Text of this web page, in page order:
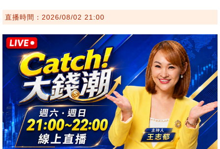
直播時間：2026/08/02 21:00